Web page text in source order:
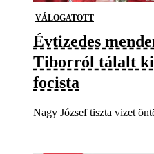
VÁLOGATOTT
Évtizedes
Tiborról tálalt
focista
Nagy József tiszta vizet